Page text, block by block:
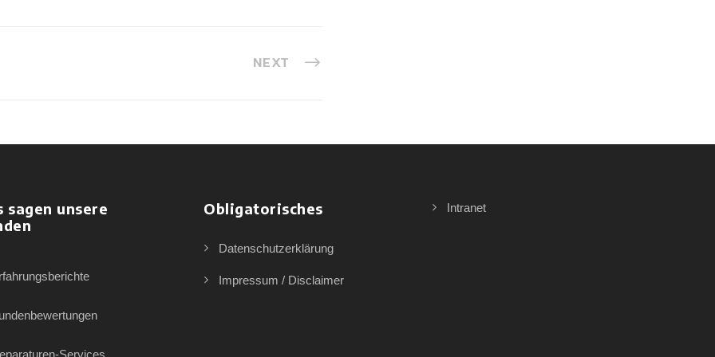
NEXT
sagen unsere
Obligatorisches
Datenschutzerklärung
Impressum / Disclaimer
Intranet